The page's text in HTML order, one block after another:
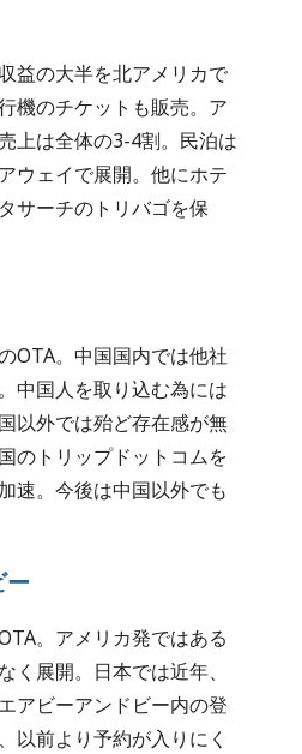
益の大半を北アメリカで
機のチケットも販売。ア
上は全体の3-4割。民泊は
ウェイで展開。他にホテ
サーチのトリバゴを保
OTA。中国国内では他社
中国人を取り込む為には
以外では殆ど存在感が無
のトリップドットコムを
速。今後は中国以外でも
ー
。アメリカ発ではある
く展開。日本では近年、
アビーアンドビー内の登
以前より予約が入りにく